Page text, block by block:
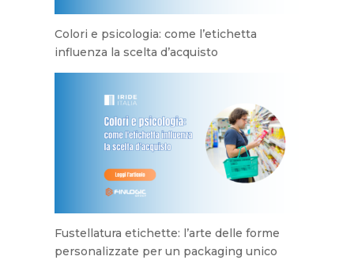
Colori e psicologia: come l’etichetta
influenza la scelta d’acquisto
Fustellatura etichette: l’arte delle forme
personalizzate per un packaging unico